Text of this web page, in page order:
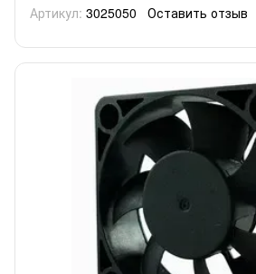
Артикул: 3025050 Оставить отзыв